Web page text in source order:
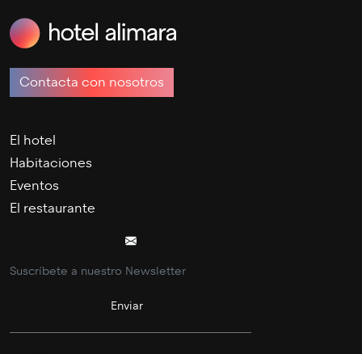
Contacta con nosotros
El hotel
Habitaciones
Eventos
El restaurante